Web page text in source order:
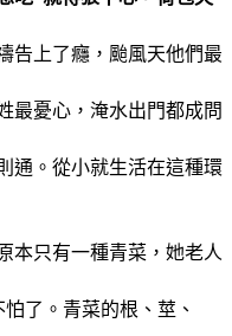
告上了癮，颱風天他們最
最憂心，淹水出門都成問
通。從小就生活在這種環
本只有一種青菜，她老人
了。青菜的根、莖、